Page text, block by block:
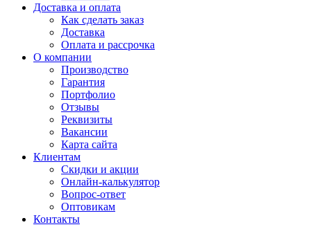
Доставка и оплата
Как сделать заказ
Доставка
Оплата и рассрочка
О компании
Производство
Гарантия
Портфолио
Отзывы
Реквизиты
Вакансии
Карта сайта
Клиентам
Скидки и акции
Онлайн-калькулятор
Вопрос-ответ
Оптовикам
Контакты